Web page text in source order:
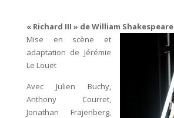
« Richard III » de William Shakespeare
Mise en scène et
adaptation de Jérémie
Le Louët
Avec Julien Buchy,
Anthony Courret,
Jonathan Frajenberg,